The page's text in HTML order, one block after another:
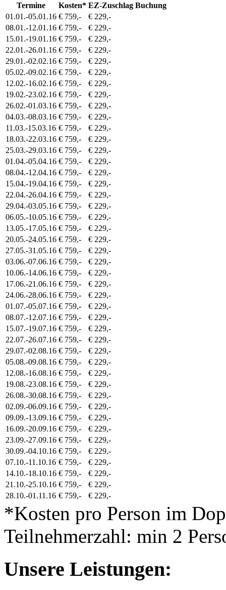
Termine Kosten* EZ-Zuschlag Buchung
01.01.-05.01.16 € 759,-
€ 229,-
08.01.-12.01.16 € 759,-
€ 229,-
15.01.-19.01.16 € 759,-
€ 229,-
22.01.-26.01.16 € 759,-
€ 229,-
29.01.-02.02.16 € 759,-
€ 229,-
05.02.-09.02.16 € 759,-
€ 229,-
12.02.-16.02.16 € 759,-
€ 229,-
19.02.-23.02.16 € 759,-
€ 229,-
26.02.-01.03.16 € 759,-
€ 229,-
04.03.-08.03.16 € 759,-
€ 229,-
11.03.-15.03.16 € 759,-
€ 229,-
18.03.-22.03.16 € 759,-
€ 229,-
25.03.-29.03.16 € 759,-
€ 229,-
01.04.-05.04.16 € 759,-
€ 229,-
08.04.-12.04.16 € 759,-
€ 229,-
15.04.-19.04.16 € 759,-
€ 229,-
22.04.-26.04.16 € 759,-
€ 229,-
29.04.-03.05.16 € 759,-
€ 229,-
06.05.-10.05.16 € 759,-
€ 229,-
13.05.-17.05.16 € 759,-
€ 229,-
20.05.-24.05.16 € 759,-
€ 229,-
27.05.-31.05.16 € 759,-
€ 229,-
03.06.-07.06.16 € 759,-
€ 229,-
10.06.-14.06.16 € 759,-
€ 229,-
17.06.-21.06.16 € 759,-
€ 229,-
24.06.-28.06.16 € 759,-
€ 229,-
01.07.-05.07.16 € 759,-
€ 229,-
08.07.-12.07.16 € 759,-
€ 229,-
15.07.-19.07.16 € 759,-
€ 229,-
22.07.-26.07.16 € 759,-
€ 229,-
29.07.-02.08.16 € 759,-
€ 229,-
05.08.-09.08.16 € 759,-
€ 229,-
12.08.-16.08.16 € 759,-
€ 229,-
19.08.-23.08.16 € 759,-
€ 229,-
26.08.-30.08.16 € 759,-
€ 229,-
02.09.-06.09.16 € 759,-
€ 229,-
09.09.-13.09.16 € 759,-
€ 229,-
16.09.-20.09.16 € 759,-
€ 229,-
23.09.-27.09.16 € 759,-
€ 229,-
30.09.-04.10.16 € 759,-
€ 229,-
07.10.-11.10.16 € 759,-
€ 229,-
14.10.-18.10.16 € 759,-
€ 229,-
21.10.-25.10.16 € 759,-
€ 229,-
28.10.-01.11.16 € 759,- € 229,-
*Kosten pro Person im
Teilnehmerzahl: min 2
Unsere Leistungen: